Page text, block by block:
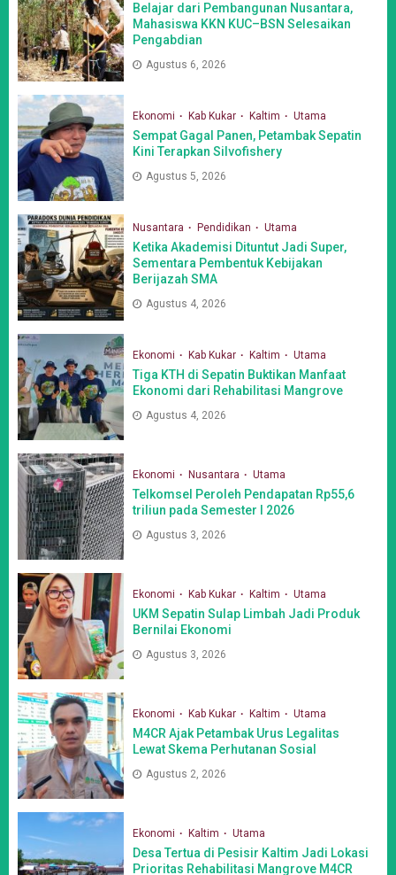
Belajar dari Pembangunan Nusantara,
Mahasiswa KKN KUC–BSN Selesaikan
Pengabdian
Agustus 6, 2026
Ekonomi Kab Kukar Kaltim Utama
Sempat Gagal Panen, Petambak Sepatin
Kini Terapkan Silvofishery
Agustus 5, 2026
Nusantara Pendidikan Utama
Ketika Akademisi Dituntut Jadi Super,
Sementara Pembentuk Kebijakan
Berijazah SMA
Agustus 4, 2026
Ekonomi Kab Kukar Kaltim Utama
Tiga KTH di Sepatin Buktikan Manfaat
Ekonomi dari Rehabilitasi Mangrove
Agustus 4, 2026
Ekonomi Nusantara Utama
Telkomsel Peroleh Pendapatan Rp55,6
triliun pada Semester I 2026
Agustus 3, 2026
Ekonomi Kab Kukar Kaltim Utama
UKM Sepatin Sulap Limbah Jadi Produk
Bernilai Ekonomi
Agustus 3, 2026
Ekonomi Kab Kukar Kaltim Utama
M4CR Ajak Petambak Urus Legalitas
Lewat Skema Perhutanan Sosial
Agustus 2, 2026
Ekonomi Kaltim Utama
Desa Tertua di Pesisir Kaltim Jadi Lokasi
Prioritas Rehabilitasi Mangrove M4CR